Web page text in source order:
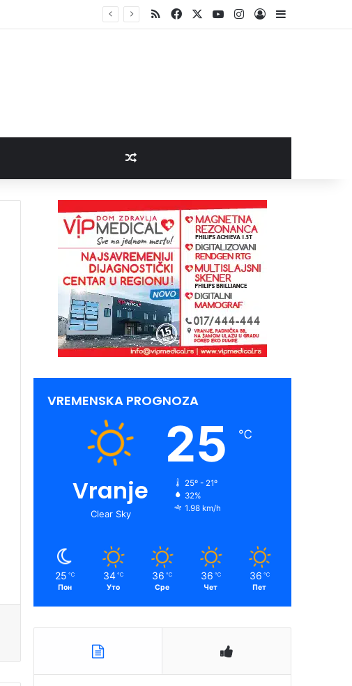
RSSFacebookYouTubeInstagram
Log InSidebar
Random Article
VREMENSKA PROGNOZA
Vranje
Clear Sky
25 ℃
25º - 21º
32%
1.98 km/h
25 ℃
Пон
34 ℃
Уто
36 ℃
Сре
36 ℃
Чет
36 ℃
Пет